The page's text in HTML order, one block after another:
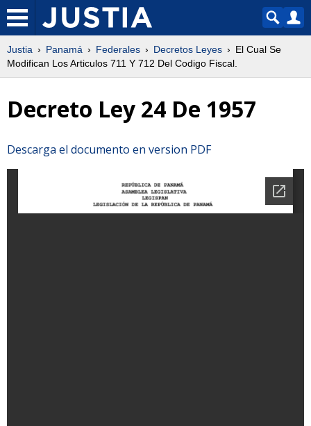
Justia Panamá Federales Decretos Leyes
El Cual Se
Modifican Los Articulos 711 Y 712 Del Codigo Fiscal.
Decreto Ley 24 De 1957
Descarga el documento en version PDF